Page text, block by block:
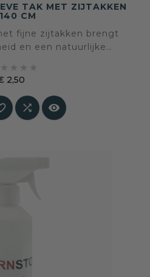
TAK MET ZIJTAKKEN
CM
fijne zijtakken brengt
en een natuurlijke
effect dat moeiteloos
woonstijlen.
2,50
 